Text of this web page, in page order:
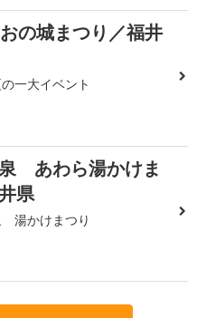
の城まつり／福井
一大イベント
あわら湯かけま
県
湯かけまつり